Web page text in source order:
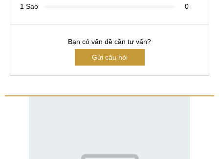
1 Sao
0
Bạn có vấn đề cần tư vấn?
Gửi câu hỏi